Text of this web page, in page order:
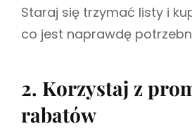
Staraj się trzymać listy i
co jest naprawdę
2. Korzystaj z
rabatów